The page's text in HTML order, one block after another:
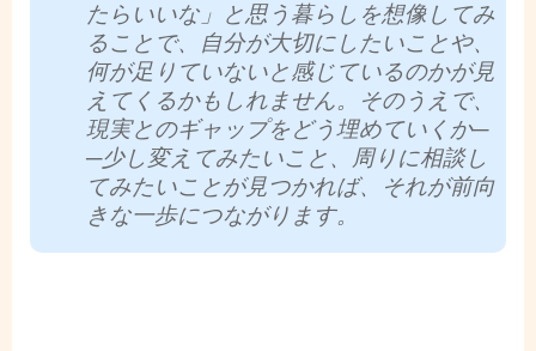
たらいいな」と思う暮らしを想像してみ
ることで、自分が大切にしたいことや、
何が足りていないと感じているのかが見
えてくるかもしれません。そのうえで、
現実とのギャップをどう埋めていくか─
─少し変えてみたいこと、周りに相談し
てみたいことが見つかれば、それが前向
きな一歩につながります。